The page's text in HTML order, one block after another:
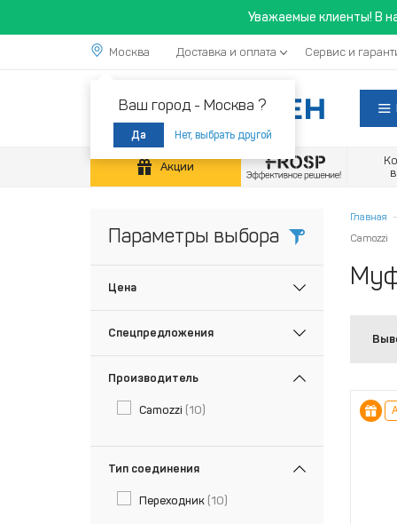
Уважаемые клиенты! В
Москва
Ваш город - Москва ?
Да Нет, выбрать другой
Доставка и оплата Сервис и
Акции
Параметры выбора
Цена
Спецпредложения
Производитель
Camozzi (10)
Тип соединения
Переходник (10)
Главная
Camozzi